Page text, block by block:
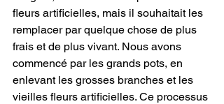
fleurs artificielles, mais il souhaitait les
remplacer par quelque chose de plus
frais et de plus vivant. Nous avons
commencé par les grands pots, en
enlevant les grosses branches et les
vieilles fleurs artificielles. Ce processus